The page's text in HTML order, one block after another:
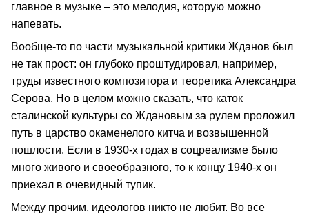
главное в музыке – это мелодия, которую можно
напевать.
Вообще-то по части музыкальной критики Жданов был
не так прост: он глубоко проштудировал, например,
труды известного композитора и теоретика Александра
Серова. Но в целом можно сказать, что каток
сталинской культуры со Ждановым за рулем проложил
путь в царство окаменелого китча и возвышенной
пошлости. Если в 1930-х годах в соцреализме было
много живого и своеобразного, то к концу 1940-х он
приехал в очевидный тупик.
Между прочим, идеологов никто не любит. Во все